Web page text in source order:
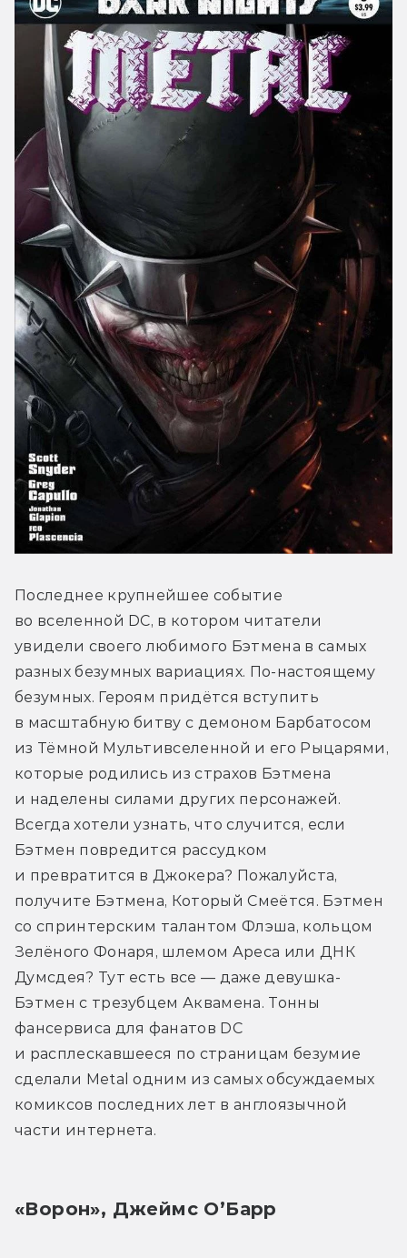
Последнее крупнейшее событие
во вселенной DC, в котором читатели
увидели своего любимого Бэтмена в самых
разных безумных вариациях. По-настоящему
безумных. Героям придётся вступить
в масштабную битву с демоном Барбатосом
из Тёмной Мультивселенной и его Рыцарями,
которые родились из страхов Бэтмена
и наделены силами других персонажей.
Всегда хотели узнать, что случится, если
Бэтмен повредится рассудком
и превратится в Джокера? Пожалуйста,
получите Бэтмена, Который Смеётся. Бэтмен
со спринтерским талантом Флэша, кольцом
Зелёного Фонаря, шлемом Ареса или ДНК
Думсдея? Тут есть все — даже девушка-
Бэтмен с трезубцем Аквамена. Тонны
фансервиса для фанатов DC
и расплескавшееся по страницам безумие
сделали Metal одним из самых обсуждаемых
комиксов последних лет в англоязычной
части интернета.
«Ворон», Джеймс О’Барр